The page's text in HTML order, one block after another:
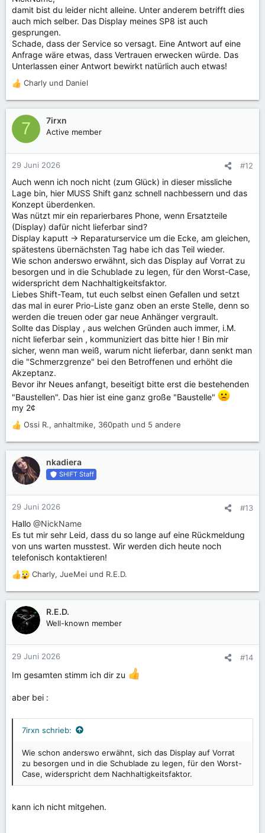
:damit bist du leider nicht alleine. Unter anderem betrifft dies
auch mich selber. Das Display meines SP8 ist auch
gesprungen.
Schade, dass der Service so versagt. Eine Antwort auf eine
Anfrage wäre etwas, dass Vertrauen erwecken würde. Das
Unterlassen einer Antwort bewirkt natürlich auch etwas!
R
a
k
t
n
n
:
Charly und Daniel
7 7irxn
Active member
29 Juni 2026 #12
Auch wenn ich noch nicht (zum Glück) in dieser missliche
Lage bin, hier MUSS Shift ganz schnell nachbessern und das
Konzept überdenken.
Was nützt mir ein reparierbares Phone, wenn Ersatzteile
(Display) dafür nicht lieferbar sind?
Display kaputt -> Reparaturservice um die Ecke, am gleichen,
spätestens übernächsten Tag habe ich das Teil wieder.
Wie schon anderswo erwähnt, sich das Display auf Vorrat zu
besorgen und in die Schublade zu legen, für den Worst-Case,
widerspricht dem Nachhaltigkeitsfaktor.
Liebes Shift-Team, tut euch selbst einen Gefallen und setzt
das mal in eurer Prio-Liste ganz oben an erste Stelle, denn so
werden die treuen oder gar neue Anhänger vergrault.
Sollte das Display , aus welchen Gründen auch immer, i.M.
nicht lieferbar sein , kommuniziert das bitte hier ! Bin mir
sicher, wenn man weiß, warum nicht lieferbar, dann senkt man
die "Schmerzgrenze" bei den Betroffenen und erhöht die
Akzeptanz.
Bevor ihr Neues anfangt, beseitigt bitte erst die bestehenden
"Baustellen". Das hier ist eine ganz große "Baustelle"
my 2¢
R
e
a
k
t
o
n
n
:
Ossi R., anhaltmike, 360path und 5 andere
nkadiera
SHIFT Staff
29 Juni 2026 #13
Hallo @NickName
Es tut mir sehr Leid, dass du so lange auf eine Rückmeldung
von uns warten musstest. Wir werden dich heute noch
telefonisch kontaktieren!
R
e
a
k
t
o
n
n
Charly, JueMei und R.E.D.
R.E.D.
Well-known member
29 Juni 2026 #14
Im gesamten stimm ich dir zu
aber bei :
7irxn schrieb:
Wie schon anderswo erwähnt, sich das Display auf Vorrat
zu besorgen und in die Schublade zu legen, für den Worst-
Case, widerspricht dem Nachhaltigkeitsfaktor.
kann ich nicht mitgehen.